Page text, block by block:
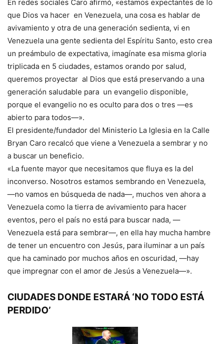
En redes sociales Caro afirmó, «estamos expectantes de lo
que Dios va hacer en Venezuela, una cosa es hablar de
avivamiento y otra de una generación sedienta, vi en
Venezuela una gente sedienta del Espíritu Santo, esto crea
un preámbulo de expectativa, imagínate esa misma gloria
triplicada en 5 ciudades, estamos orando por salud,
queremos proyectar al Dios que está preservando a una
generación saludable para un evangelio disponible,
porque el evangelio no es oculto para dos o tres —es
abierto para todos—».
El presidente/fundador del Ministerio La Iglesia en la Calle
Bryan Caro recalcó que viene a Venezuela a sembrar y no
a buscar un beneficio.
«La fuente mayor que necesitamos que fluya es la del
inconverso. Nosotros estamos sembrando en Venezuela,
—no vamos en búsqueda de nada—, muchos ven ahora a
Venezuela como la tierra de avivamiento para hacer
eventos, pero el país no está para buscar nada, —
Venezuela está para sembrar—, en ella hay mucha hambre
de tener un encuentro con Jesús, para iluminar a un país
que ha caminado por muchos años en oscuridad, —hay
que impregnar con el amor de Jesús a Venezuela—».
CIUDADES DONDE ESTARÁ ‘NO TODO ESTÁ
PERDIDO’